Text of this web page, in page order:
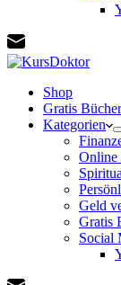
Shop
Gratis Bücher
Kategorien
Online
Geld
Gratis
Social